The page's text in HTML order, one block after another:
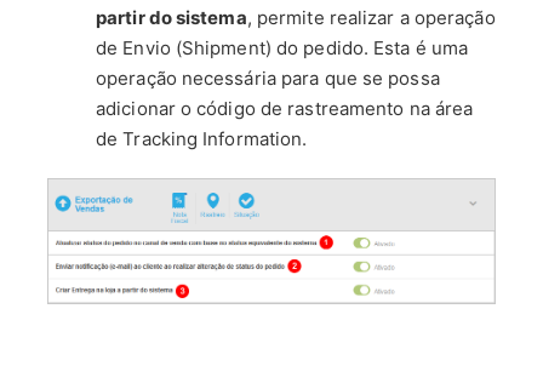
partir do sistema, permite realizar a operação
de Envio (Shipment) do pedido. Esta é uma
operação necessária para que se possa
adicionar o código de rastreamento na área
de Tracking Information.